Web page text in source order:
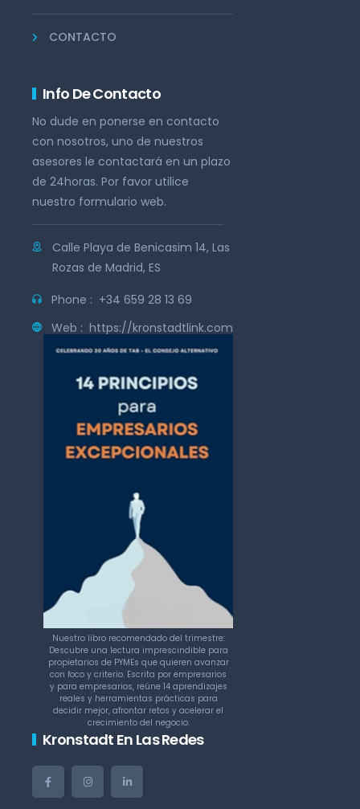
CONTACTO
Info De Contacto
No dude en ponerse en contacto
con nosotros, uno de nuestros
asesores le contactará en un plazo
de 24horas. Por favor utilice
nuestro formulario web.
Calle Playa de Benicasim 14, Las
Rozas de Madrid, ES
Phone : +34 659 28 13 69
Web : https://kronstadtlink.com
Nuestro libro recomendado del trimestre:
Descubre una lectura imprescindible para
propietarios de PYMEs que quieren avanzar
con foco y criterio. Escrita por empresarios
y para empresarios, reúne 14 aprendizajes
reales y herramientas prácticas para
decidir mejor, afrontar retos y acelerar el
crecimiento del negocio.
Kronstadt En Las Redes